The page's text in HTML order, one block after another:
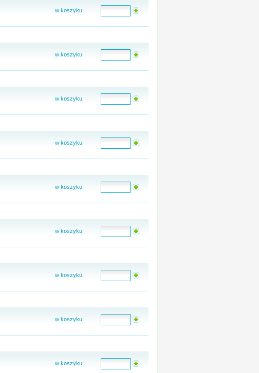
w koszyku:
w koszyku:
w koszyku:
w koszyku:
w koszyku:
w koszyku:
w koszyku:
w koszyku:
w koszyku: